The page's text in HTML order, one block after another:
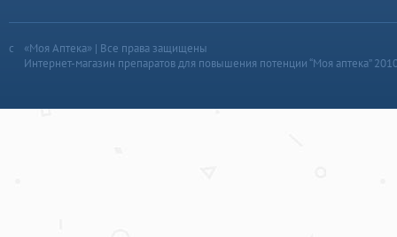
«Моя Аптека» | Все права защищены
Интернет-магазин препаратов для повышения потенции “Моя аптека”